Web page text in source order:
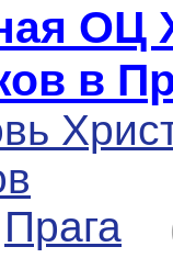
ОЦ
в
Прага